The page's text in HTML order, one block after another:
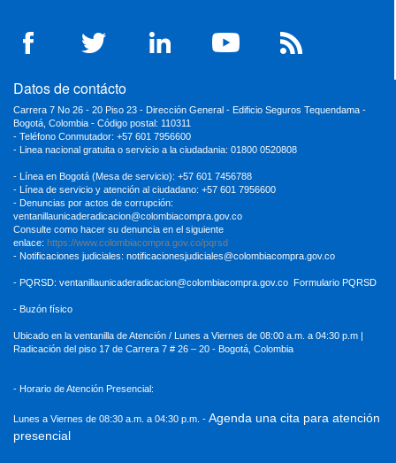
Datos de contácto
Carrera 7 No 26 - 20 Piso 23 - Dirección General - Edificio Seguros Tequendama -
Bogotá, Colombia - Código postal: 110311
- Teléfono Conmutador: +57 601 7956600
- Linea nacional gratuita o servicio a la ciudadania: 01800 0520808
- Línea en Bogotá (Mesa de servicio): +57 601 7456788
- Línea de servicio y atención al ciudadano: +57 601 7956600
- Denuncias por actos de corrupción:
ventanillaunicaderadicacion@colombiacompra.gov.co
Consulte como hacer su denuncia en el siguiente
enlace: https://www.colombiacompra.gov.co/pqrsd
- Notificaciones judiciales: notificacionesjudiciales@colombiacompra.gov.co
- PQRSD: ventanillaunicaderadicacion@colombiacompra.gov.co Formulario PQRSD
- Buzón físico
Ubicado en la ventanilla de Atención / Lunes a Viernes de 08:00 a.m. a 04:30 p.m |
Radicación del piso 17 de Carrera 7 # 26 – 20 - Bogotá, Colombia
- Horario de Atención Presencial:
Lunes a Viernes de 08:30 a.m. a 04:30 p.m. - Agenda una cita para atención
presencial